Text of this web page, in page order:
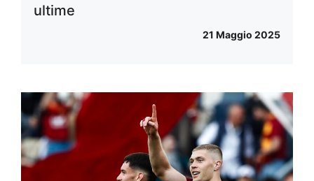
ultime
21 Maggio 2025